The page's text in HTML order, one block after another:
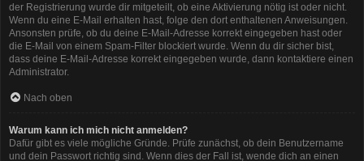
der Registrierung wurde dir mitgeteilt, ob eine Aktivierung nötig ist oder nicht.
Wenn du eine E-Mail erhalten hast, folge den dort enthaltenen Anweisungen.
Ansonsten prüfe, ob du deine E-Mail-Adresse korrekt eingegeben hast oder
die E-Mail von einem Spam-Filter blockiert wurde. Wenn du dir sicher bist,
dass deine E-Mail-Adresse korrekt eingegeben wurde, dann kontaktiere einen
Administrator.
Nach oben
Warum kann ich mich nicht anmelden?
Dafür gibt es viele mögliche Gründe. Prüfe zunächst, ob dein Benutzername
und dein Passwort richtig sind. Wenn dies der Fall ist, wende dich an einen